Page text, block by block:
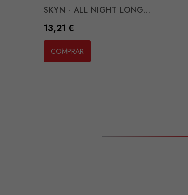
SKYN - ALL NIGHT LONG...
Preço
13,21 €
COMPRAR